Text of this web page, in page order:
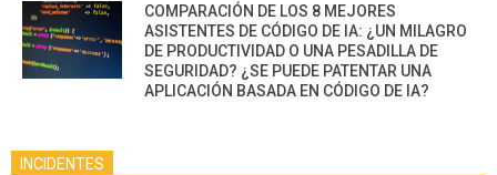
COMPARACIÓN DE LOS 8 MEJORES
ASISTENTES DE CÓDIGO DE IA: ¿UN MILAGRO
DE PRODUCTIVIDAD O UNA PESADILLA DE
SEGURIDAD? ¿SE PUEDE PATENTAR UNA
APLICACIÓN BASADA EN CÓDIGO DE IA?
INCIDENTES